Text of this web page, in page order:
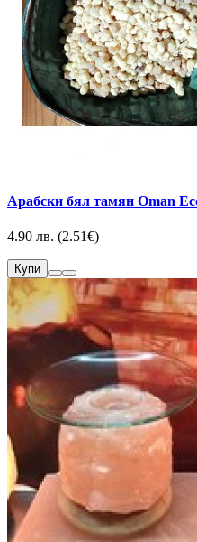
Арабски бял тамян Oman
4.90 лв. (2.51€)
Купи